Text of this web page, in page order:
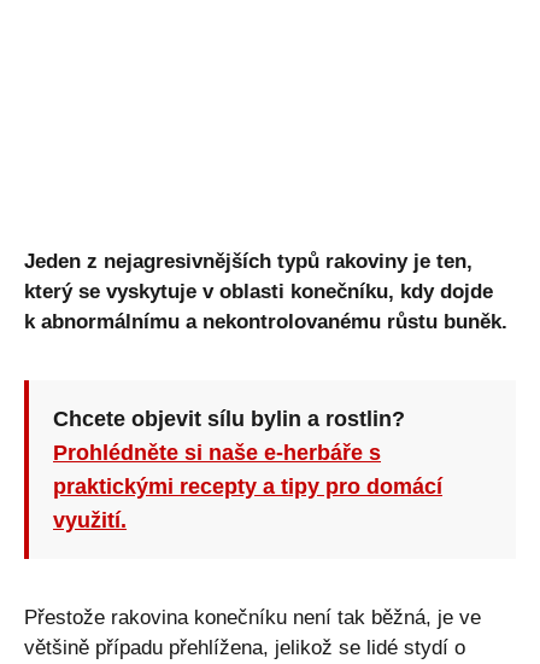
Jeden z nejagresivnějších typů rakoviny je ten,
který se vyskytuje v oblasti konečníku, kdy dojde
k abnormálnímu a nekontrolovanému růstu buněk.
Chcete objevit sílu bylin a rostlin?
Prohlédněte si naše e-herbáře s
praktickými recepty a tipy pro domácí
využití.
Přestože rakovina konečníku není tak běžná, je ve
většině případu přehlížena, jelikož se lidé stydí o